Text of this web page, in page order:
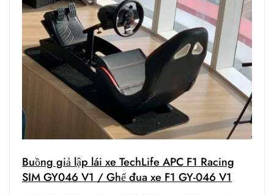
Buồng giả lập lái xe TechLife APC F1 Racing
SIM GY046 V1 / Ghế đua xe F1 GY-046 V1